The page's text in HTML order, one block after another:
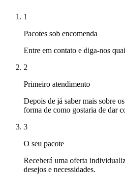
1
Pacotes sob encomenda
Entre em contato e diga-nos
2
Primeiro atendimento
Depois de já saber mais sobre
forma de como gostaria de dar
3
O seu pacote
Receberá uma oferta
desejos e necessidades.